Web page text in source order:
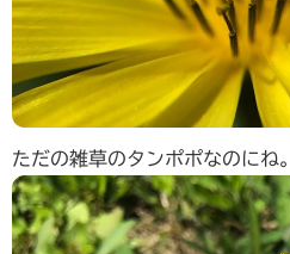
ただの雑草のタンポポなのにね。